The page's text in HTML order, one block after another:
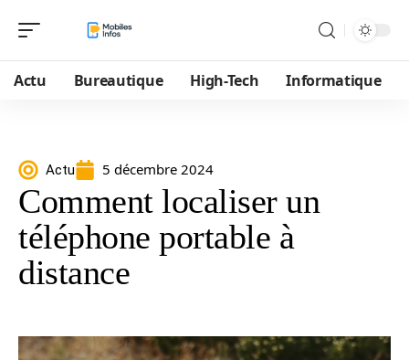
Actu Bureautique High-Tech Informatique
Actu 5 décembre 2024
Comment localiser un
téléphone portable à
distance